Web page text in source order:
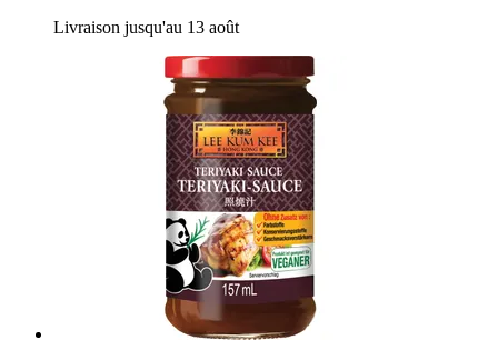
Livraison jusqu'au 13 août